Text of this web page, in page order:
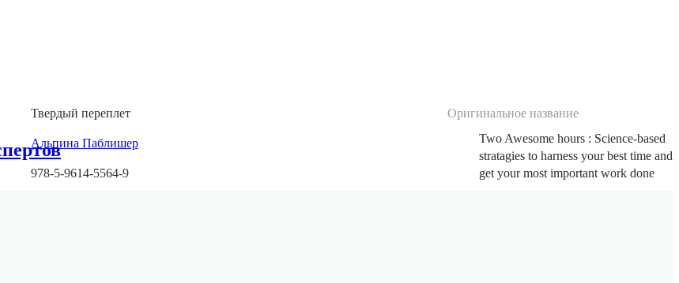
Твердый переплет
Альпина Паблишер
978-5-9614-5564-9
Оригинальное название
Two Awesome hours : Science-based
stratagies to harness your best time and
get your most important work done